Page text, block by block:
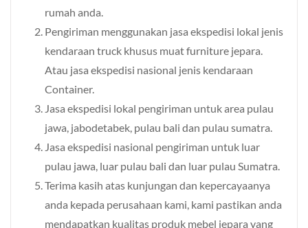
rumah anda.
Pengiriman menggunakan jasa ekspedisi lokal jenis
kendaraan truck khusus muat furniture jepara.
Atau jasa ekspedisi nasional jenis kendaraan
Container.
Jasa ekspedisi lokal pengiriman untuk area pulau
jawa, jabodetabek, pulau bali dan pulau sumatra.
Jasa ekspedisi nasional pengiriman untuk luar
pulau jawa, luar pulau bali dan luar pulau Sumatra.
Terima kasih atas kunjungan dan kepercayaanya
anda kepada perusahaan kami, kami pastikan anda
mendapatkan kualitas produk mebel jepara yang